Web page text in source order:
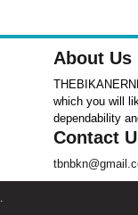
About Us
which you will
dependability
Contact